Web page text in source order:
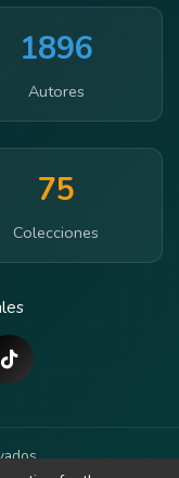
1896
Autores
75
Colecciones